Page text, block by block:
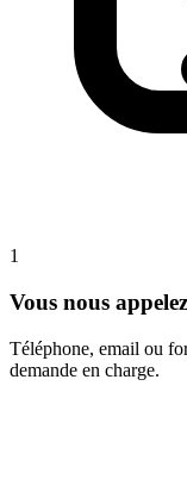
1
Vous nous appelez
Téléphone, email ou
demande en charge.